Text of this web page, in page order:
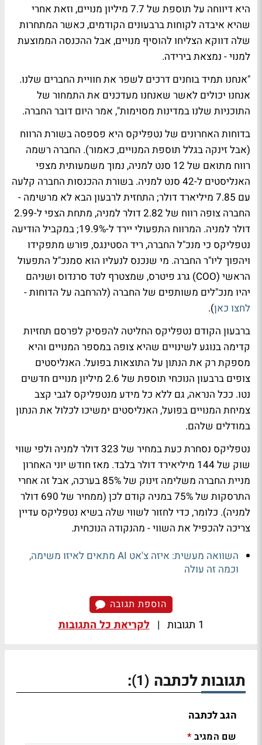
היא דיווחה על תוספת של 7.7 מיליון מנויים, וזאת אחרי
שהיא איבדה לקוחות ברבעונים הקודמים, כאשר המתחרות
שלה דווקא הצליחו להוסיף מנויים, אבל ההכנסה הממוצעת
למנוי - נמצאת בירידה.
"אנחנו תמיד בוחנים דרכים לשפר את חוויית החברים שלנו.
אנחנו יכולים לאשר שאנחנו מעדכנים את התמחור של
התוכניות שלנו במדינות מסוימות", אמר היום דובר החברה.
בדוחות האחרונים של נטפליקס היא פספסה בשורת הרווח
(אבל זינקה בגלל תוספת המנויים, כאמור). החברה רשמה
רווח מתואם של 12 סנט למניה, נמוך משמעותית מצפי
האנליסטים ל-42 סנט למניה. בשורת ההכנסות החברה קלעה
עם 7.85 מיליארד דולר; התחזית לרבעון הבא לא מרשימה -
החברה צופה רווח של 2.82 דולר למניה, מתחת הצפי ל-2.99
דולר למניה. המרווח התפעולי יירד ל-19.9%; במקביל הודיעה
נטפליקס כי מנכ"ל החברה, ריד הסטינגס, פורש מתפקידו
ויהפוך ליו"ר החברה. מי שנכנס לנעליו הוא סמנכ"ל התפעול
הראשי (COO) גרג פיטרס, שמצטרף לטד סרנדוס ושניהם
יהיו מנכ"לים משותפים של החברה (להרחבה על הדוחות -
לחצו כאן).
ברבעון הקודם נטפליקס החליטה להפסיק לפרסם תחזיות
קדימה בנוגע לשינויים שהיא צופה במספר המנויים והיא
מספקת רק את הנתון על התוצאות בפועל. האנליסטים
צופים ברבעון הנוכחי תוספת של 2.6 מיליון מנויים חדשים
נטו. ככל הנראה, גם ללא כל מידע מנטפליקס לגבי קצב
צמיחת המנויים בפועל, האנליסטים ימשיכו לכלול את הנתון
במודלים שלהם.
נטפליקס נסחרת כעת במחיר של 323 דולר למניה ולפי שווי
שוק של 144 מיליאירד דולר בלבד. מאז חודש יוני האחרון
מניית החברה משלימה זינוק של 85% בערכה, אבל זה אחרי
התרסקות של 75% במניה קודם לכן (ממחיר של 690 דולר
למניה). כלומר, כדי לחזור לשווי שלה בשיא נטפליקס עדיין
צריכה להכפיל את השווי - מהנקודה הנוכחית.
השוואה מעשית: איזה צ'אט AI מתאים לאיזו משימה,
וכמה זה עולה
הוספת תגובה
1 תגובות | לקריאת כל התגובות
תגובות לכתבה (1)
:
הגב לכתבה
שם המגיב *